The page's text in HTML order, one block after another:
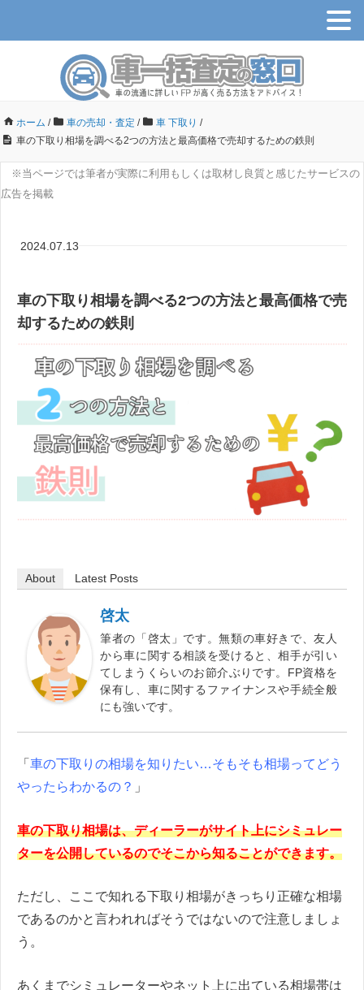
ホーム / 車の売却・査定 / 車 下取り /
車の下取り相場を調べる2つの方法と最高価格で売却するための鉄則
※当ページでは筆者が実際に利用もしくは取材し良質と感じたサービスの
広告を掲載
2024.07.13
車の下取り相場を調べる2つの方法と最高価格で売
却するための鉄則
About Latest Posts
啓太
筆者の「啓太」です。無類の車好きで、友人
から車に関する相談を受けると、相手が引い
てしまうくらいのお節介ぶりです。FP資格を
保有し、車に関するファイナンスや手続全般
にも強いです。
「 車の下取りの相場を知りたい…そもそも相場ってどう
やったらわかるの？ 」
車の下取り相場は、ディーラーがサイト上にシミュレー
ターを公開しているのでそこから知ることができます。
ただし、ここで知れる下取り相場がきっちり正確な相場
であるのかと言われればそうではないので注意しましょ
う。
あくまでシミュレーターやネット上に出ている相場帯は